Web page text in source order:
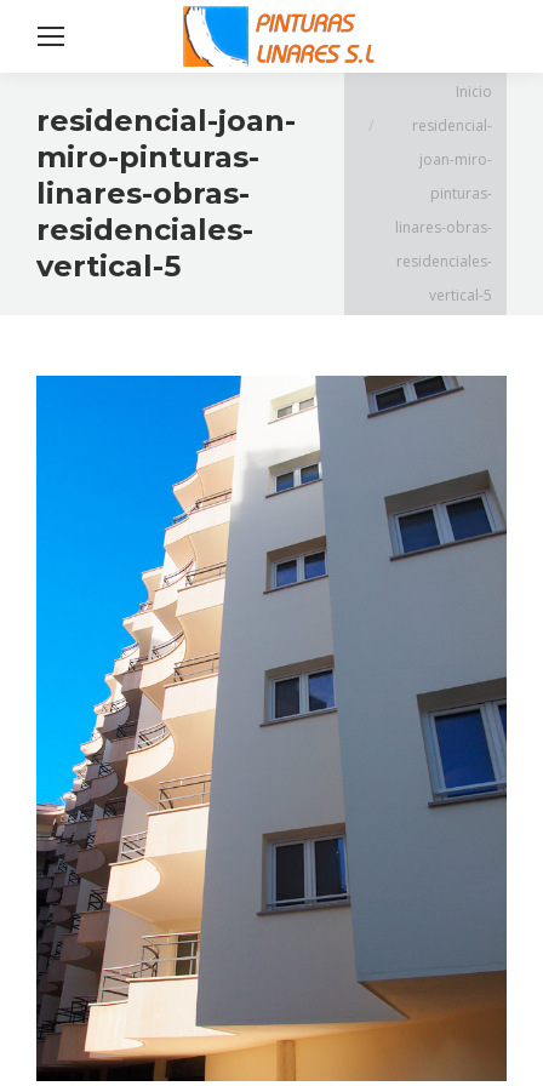
residencial-joan-
miro-pinturas-
linares-obras-
residenciales-
vertical-5
Inicio
residencial-
joan-miro-
pinturas-
linares-obras-
residenciales-
vertical-5